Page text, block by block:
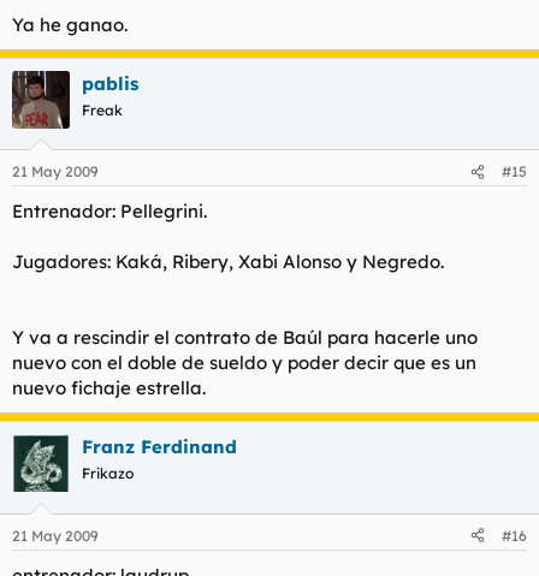
Ya he ganao.
pablis
Freak
21 May 2009 #15
Entrenador: Pellegrini.
Jugadores: Kaká, Ribery, Xabi Alonso y Negredo.
Y va a rescindir el contrato de Baúl para hacerle uno
nuevo con el doble de sueldo y poder decir que es un
nuevo fichaje estrella.
Franz Ferdinand
Frikazo
21 May 2009 #16